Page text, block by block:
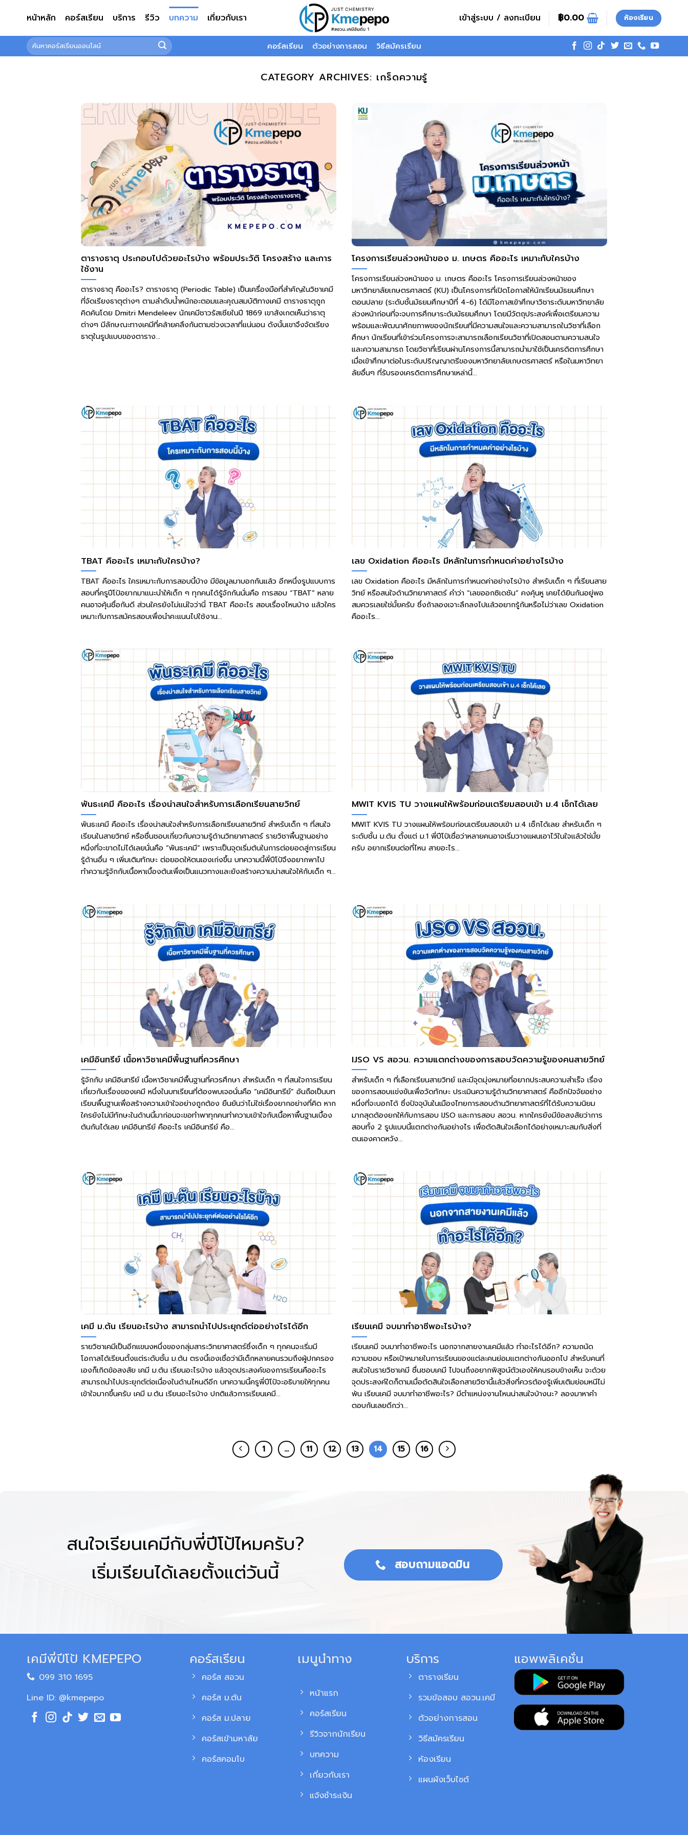
หน้าหลัก คอร์สเรียน บริการ รีวิว บทความ เกี่ยวกับเรา เข้าสู่ระบบ / ลงทะเบียน ฿0.00 ห้องเรียน
ค้นหา: คอร์สเรียน ตัวอย่างการสอน วิธีสมัครเรียน
CATEGORY ARCHIVES: เกร็ดความรู้
ตารางธาตุ ประกอบไปด้วยอะไรบ้าง พร้อมประวัติ โครงสร้าง และการ
ใช้งาน
ตารางธาตุ คืออะไร? ตารางธาตุ (Periodic Table) เป็นเครื่องมือที่สำคัญในวิชาเคมี
ที่จัดเรียงธาตุต่างๆ ตามลำดับน้ำหนักอะตอมและคุณสมบัติทางเคมี ตารางธาตุถูก
คิดค้นโดย Dmitri Mendeleev นักเคมีชาวรัสเซียในปี 1869 เขาสังเกตเห็นว่าธาตุ
ต่างๆ มีลักษณะทางเคมีที่คล้ายคลึงกันตามช่วงเวลาที่แน่นอน ดังนั้นเขาจึงจัดเรียง
ธาตุในรูปแบบของตาราง...
โครงการเรียนล่วงหน้าของ ม. เกษตร คืออะไร เหมาะกับใครบ้าง
โครงการเรียนล่วงหน้าของ ม. เกษตร คืออะไร โครงการเรียนล่วงหน้าของ
มหาวิทยาลัยเกษตรศาสตร์ (KU) เป็นโครงการที่เปิดโอกาสให้นักเรียนมัธยมศึกษา
ตอนปลาย (ระดับชั้นมัธยมศึกษาปีที่ 4-6) ได้มีโอกาสเข้าศึกษาวิชาระดับมหาวิทยาลัย
ล่วงหน้าก่อนที่จะจบการศึกษาระดับมัธยมศึกษา โดยมีวัตถุประสงค์เพื่อเตรียมความ
พร้อมและพัฒนาศักยภาพของนักเรียนที่มีความสนใจและความสามารถในวิชาที่เลือก
ศึกษา นักเรียนที่เข้าร่วมโครงการจะสามารถเลือกเรียนวิชาที่เปิดสอนตามความสนใจ
และความสามารถ โดยวิชาที่เรียนผ่านโครงการนี้สามารถนำมาใช้เป็นเครดิตการศึกษา
เมื่อเข้าศึกษาต่อในระดับปริญญาตรีของมหาวิทยาลัยเกษตรศาสตร์ หรือในมหาวิทยา
ลัยอื่นๆ ที่รับรองเครดิตการศึกษาเหล่านี้...
TBAT คืออะไร เหมาะกับใครบ้าง?
TBAT คืออะไร ใครเหมาะกับการสอบนี้บ้าง มีข้อมูลมาบอกกันแล้ว อีกหนึ่งรูปแบบการ
สอบที่ครูปีโป้อยากมาแนะนำให้เด็ก ๆ ทุกคนได้รู้จักกันนั่นคือ การสอบ “TBAT” หลาย
คนอาจคุ้นชื่อกันดี ส่วนใครยังไม่แน่ใจว่านี่ TBAT คืออะไร สอบเรื่องไหนบ้าง แล้วใคร
เหมาะกับการสมัครสอบเพื่อนำคะแนนไปใช้งาน...
เลข Oxidation คืออะไร มีหลักในการกำหนดค่าอย่างไรบ้าง
เลข Oxidation คืออะไร มีหลักในการกำหนดค่าอย่างไรบ้าง สำหรับเด็ก ๆ ที่เรียนสาย
วิทย์ หรือสนใจด้านวิทยาศาสตร์ คำว่า “เลขออกซิเดชัน” คงคุ้นหู เคยได้ยินกันอยู่พอ
สมควรเลยใช่มั้ยครับ ซึ่งถ้าลองเจาะลึกลงไปแล้วอยากรู้กันหรือไม่ว่าเลข Oxidation
คืออะไร...
พันธะเคมี คืออะไร เรื่องน่าสนใจสำหรับการเลือกเรียนสายวิทย์
พันธะเคมี คืออะไร เรื่องน่าสนใจสำหรับการเลือกเรียนสายวิทย์ สำหรับเด็ก ๆ ที่สนใจ
เรียนในสายวิทย์ หรือชื่นชอบเกี่ยวกับความรู้ด้านวิทยาศาสตร์ รายวิชาพื้นฐานอย่าง
หนึ่งที่จะขาดไม่ได้เลยนั่นคือ “พันธะเคมี” เพราะเป็นจุดเริ่มต้นในการต่อยอดสู่การเรียน
รู้ด้านอื่น ๆ เพิ่มเติมทักษะ ต่อยอดให้ตนเองเก่งขึ้น บทความนี้พี่ปีโป้จึงอยากพาไป
ทำความรู้จักกับเนื้อหาเบื้องต้นเพื่อเป็นแนวทางและยังสร้างความน่าสนใจให้กับเด็ก ๆ...
MWIT KVIS TU วางแผนให้พร้อมก่อนเตรียมสอบเข้า ม.4 เช็กได้เลย
MWIT KVIS TU วางแผนให้พร้อมก่อนเตรียมสอบเข้า ม.4 เช็กได้เลย สำหรับเด็ก ๆ
ระดับชั้น ม.ต้น ตั้งแต่ ม.1 พี่ปีโป้เชื่อว่าหลายคนอาจเริ่มวางแผนเอาไว้ในใจแล้วใช่มั้ย
ครับ อยากเรียนต่อที่ไหน สายอะไร...
เคมีอินทรีย์ เนื้อหาวิชาเคมีพื้นฐานที่ควรศึกษา
รู้จักกับ เคมีอินทรีย์ เนื้อหาวิชาเคมีพื้นฐานที่ควรศึกษา สำหรับเด็ก ๆ ที่สนใจการเรียน
เกี่ยวกับเรื่องของเคมี หนึ่งในบทเรียนที่ต้องพบเจอนั่นคือ “เคมีอินทรีย์” อันถือเป็นบท
เรียนพื้นฐานเพื่อสร้างความเข้าใจอย่างถูกต้อง ยืนยันว่าไม่ใช่เรื่องยากอย่างที่คิด หาก
ใครยังไม่มีทักษะในด้านนี้มาก่อนจะขอทำพาทุกคนทำความเข้าใจกับเนื้อหาพื้นฐานเบื้อง
ต้นกันได้เลย เคมีอินทรีย์ คืออะไร เคมีอินทรีย์ คือ...
IJSO VS สอวน. ความแตกต่างของการสอบวัดความรู้ของคนสายวิทย์
สำหรับเด็ก ๆ ที่เลือกเรียนสายวิทย์ และมีจุดมุ่งหมายที่อยากประสบความสำเร็จ เรื่อง
ของการสอบแข่งขันเพื่อวัดทักษะ ประเมินความรู้ด้านวิทยาศาสตร์ คืออีกปัจจัยอย่าง
หนึ่งที่จะบอกได้ ซึ่งปัจจุบันในเมืองไทยการสอบด้านวิทยาศาสตร์ที่ได้รับความนิยม
มากสุดต้องยกให้กับการสอบ IJSO และการสอบ สอวน. หากใครยังมีข้อสงสัยว่าการ
สอบทั้ง 2 รูปแบบนี้แตกต่างกันอย่างไร เพื่อตัดสินใจเลือกได้อย่างเหมาะสมกับสิ่งที่
ตนเองคาดหวัง...
เคมี ม.ต้น เรียนอะไรบ้าง สามารถนำไปประยุกต์ต่ออย่างไรได้อีก
รายวิชาเคมีเป็นอีกแขนงหนึ่งของกลุ่มสาระวิทยาศาสตร์ซึ่งเด็ก ๆ ทุกคนจะเริ่มมี
โอกาสได้เรียนตั้งแต่ระดับชั้น ม.ต้น ตรงนี้เองเชื่อว่ามีเด็กหลายคนรวมถึงผู้ปกครอง
เองก็เกิดข้อสงสัย เคมี ม.ต้น เรียนอะไรบ้าง แล้วจุดประสงค์ของการเรียนคืออะไร
สามารถนำไปประยุกต์ต่อเนื่องในด้านไหนดีอีก บทความนี้ครูพี่ปีโป้จะอธิบายให้ทุกคน
เข้าใจมากขึ้นครับ เคมี ม.ต้น เรียนอะไรบ้าง ปกติแล้วการเรียนเคมี...
เรียนเคมี จบมาทำอาชีพอะไรบ้าง?
เรียนเคมี จบมาทำอาชีพอะไร นอกจากสายงานเคมีแล้ว ทำอะไรได้อีก? ความถนัด
ความชอบ หรือเป้าหมายในการเรียนของแต่ละคนย่อมแตกต่างกันออกไป สำหรับคนที่
สนใจในรายวิชาเคมี ชื่นชอบเคมี ไปจนถึงอยากพิสูจน์ตัวเองให้คนรอบข้างเห็น จะด้วย
จุดประสงค์ใดก็ตามเมื่อตัดสินใจเลือกสายวิชานี้แล้วสิ่งที่ควรต้องรู้เพิ่มเติมย่อมหนีไม่
พ้น เรียนเคมี จบมาทำอาชีพอะไร? มีตำแหน่งงานไหนน่าสนใจบ้างนะ? ลองมาหาคำ
ตอบกันเลยดีกว่า...
1 … 11 12 13 14 15 16
สนใจเรียนเคมีกับพี่ปีโป้ไหมครับ?
เริ่มเรียนได้เลยตั้งแต่วันนี้
สอบถามแอดมิน
เคมีพี่ปีโป้ KMEPEPO
099 310 1695
Line ID: @kmepepo
คอร์สเรียน
คอร์ส สอวน
คอร์ส ม.ต้น
คอร์ส ม.ปลาย
คอร์สเข้ามหาลัย
คอร์สคอมโบ
เมนูนำทาง
หน้าแรก
คอร์สเรียน
รีวิวจากนักเรียน
บทความ
เกี่ยวกับเรา
แจ้งชำระเงิน
บริการ
ตารางเรียน
รวมข้อสอบ สอวน.เคมี
ตัวอย่างการสอน
วิธีสมัครเรียน
ห้องเรียน
แผนผังเว็บไซต์
แอพพลิเคชั่น